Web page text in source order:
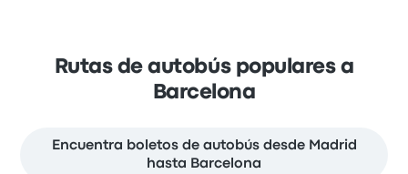
Rutas de autobús populares a
Barcelona
Encuentra boletos de autobús desde Madrid
hasta Barcelona